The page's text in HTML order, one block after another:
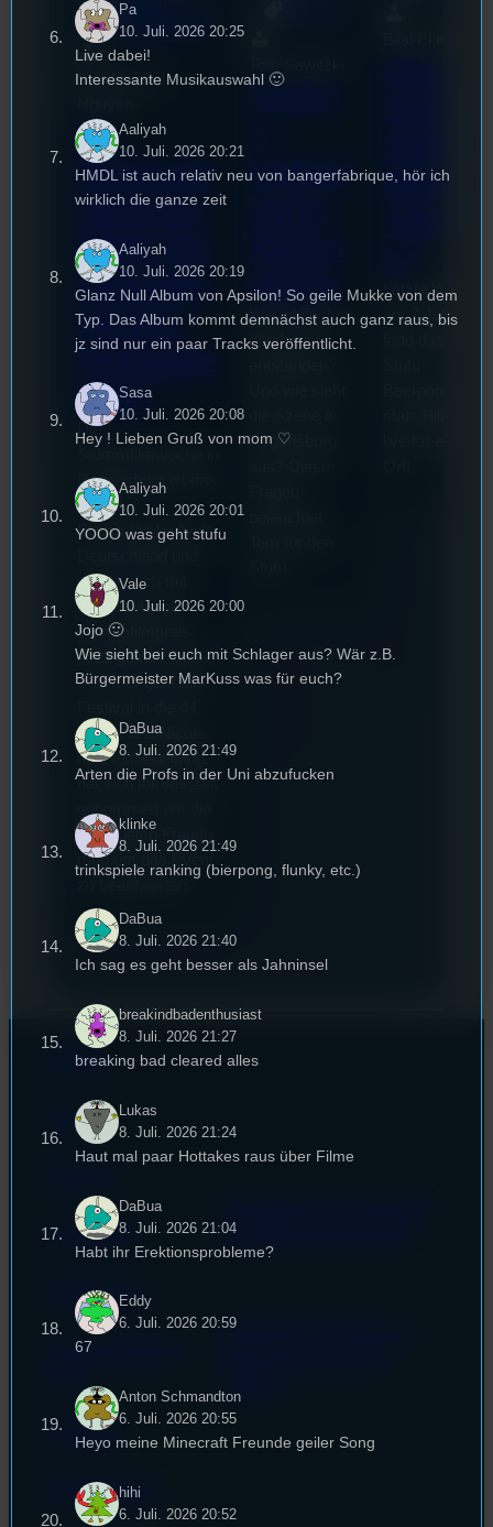
Interview
Veranstaltungen
Sao-Mai Sol
44.
Stummfil
mwoche
2026: Ein
Interview
mit der
Festivalle
iterin
Die
Regensburg ist das
älteste
Stummfilmfestivals
wurde auch mit
dem deutschen
Stummfilmpreis
2022 gekürt. Diesen
Sommer geht das
Runde und Nicole,
die Festivalleitung,
hat sich für uns Zeit
wichtigsten Fragen
rund um das Event
Techn
Kollekt
sburg
Wie ist Techno
überhaupt
Regensburg
Beerpo
Letzte Woche
am 7.Juli 2026
Kontakt
FAQ
Impressum
Datenschutz
Cookie-Richtlinie
Empfang
EPK & Presse
für Medienwissenschaft
Powered by Airtime.pro –
Pa
10. Juli. 2026 20:25
Live dabei!
Interessante Musikauswahl 🙂
Aaliyah
10. Juli. 2026 20:21
HMDL ist auch relativ neu von bangerfabrique, hör ich
wirklich die ganze zeit
Aaliyah
10. Juli. 2026 20:19
Glanz Null Album von Apsilon! So geile Mukke von dem
Typ. Das Album kommt demnächst auch ganz raus, bis
jz sind nur ein paar Tracks veröffentlicht.
Sasa
10. Juli. 2026 20:08
Hey ! Lieben Gruß von mom ♡
Aaliyah
10. Juli. 2026 20:01
YOOO was geht stufu
Vale
10. Juli. 2026 20:00
Jojo 🙂
Wie sieht bei euch mit Schlager aus? Wär z.B.
Bürgermeister MarKuss was für euch?
DaBua
8. Juli. 2026 21:49
Arten die Profs in der Uni abzufucken
klinke
8. Juli. 2026 21:49
trinkspiele ranking (bierpong, flunky, etc.)
DaBua
8. Juli. 2026 21:40
Ich sag es geht besser als Jahninsel
breakindbadenthusiast
8. Juli. 2026 21:27
breaking bad cleared alles
Lukas
8. Juli. 2026 21:24
Haut mal paar Hottakes raus über Filme
DaBua
8. Juli. 2026 21:04
Habt ihr Erektionsprobleme?
Eddy
6. Juli. 2026 20:59
67
Anton Schmandton
6. Juli. 2026 20:55
Heyo meine Minecraft Freunde geiler Song
hihi
6. Juli. 2026 20:52